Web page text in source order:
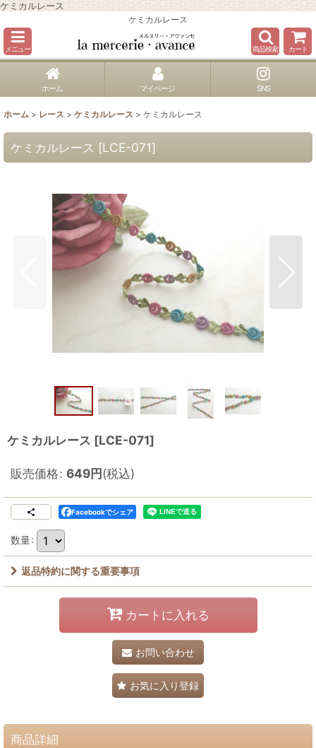
ケミカルレース
ケミカルレース
メニュー 商品検索 カート
ホーム マイページ SNS
ホーム > レース > ケミカルレース > ケミカルレース
ケミカルレース [LCE-071]
ケミカルレース [LCE-071]
販売価格: 649円(税込)
Facebookでシェア
数量:
返品特約に関する重要事項
カートに入れる
お問い合わせ
お気に入り登録
商品詳細